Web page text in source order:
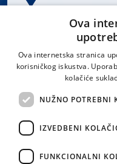
Spinčićeva 1, 21000 Split
LINKOVI
Uvjeti korištenja
Ova
Ova internetska stranica
korisničkog iskustva.
kolačiće
NUŽNO POTREBNI
IZVEDBENI
FUNKCIONALNI